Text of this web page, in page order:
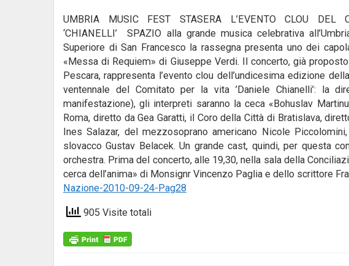
UMBRIA MUSIC FEST STASERA L’EVENTO CLOU DEL
‘CHIANELLI’ SPAZIO alla grande musica celebrativa
Superiore di San Francesco la rassegna presenta uno dei
«Messa di Requiem» di Giuseppe Verdi. Il concerto, già
Pescara, rappresenta l’evento clou dell’undicesima edizione
ventennale del Comitato per la vita ’Daniele Chianelli’: la
manifestazione), gli interpreti saranno la ceca «Bohuslav
Roma, diretto da Gea Garatti, il Coro della Città di Bratislava,
Ines Salazar, del mezzosoprano americano Nicole
slovacco Gustav Belacek. Un grande cast, quindi, per questa
orchestra. Prima del concerto, alle 19,30, nella sala della
cerca dell’anima» di Monsignr Vincenzo Paglia e dello scrittore
Nazione-2010-09-24-Pag28
905 Visite totali